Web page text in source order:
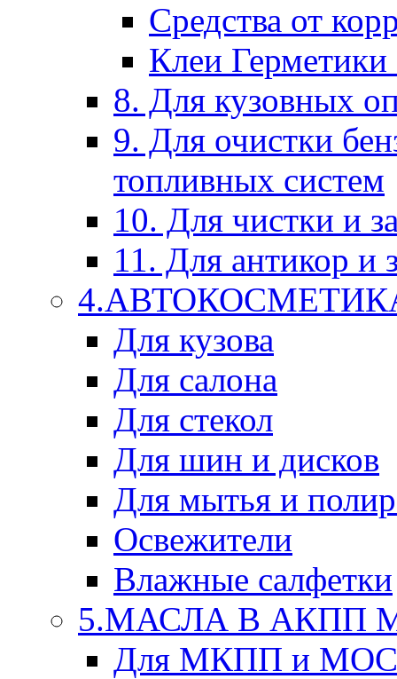
Средства от
Клеи
8. Для кузовных
9. Для очистки
топливных систем
10. Для чистки и
11. Для антикор и
Для кузова
Для салона
Для стекол
Для шин и дисков
Для мытья и
Освежители
Влажные салфетки
5.МАСЛА В АКПП
Для МКПП и